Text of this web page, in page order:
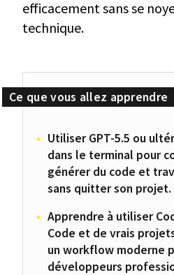
efficacement sans se
technique.
Utiliser GPT-5.5 ou
dans le terminal pour
générer du code et
sans quitter son projet.
Apprendre à utiliser
Code et de vrais
un workflow moderne
développeurs